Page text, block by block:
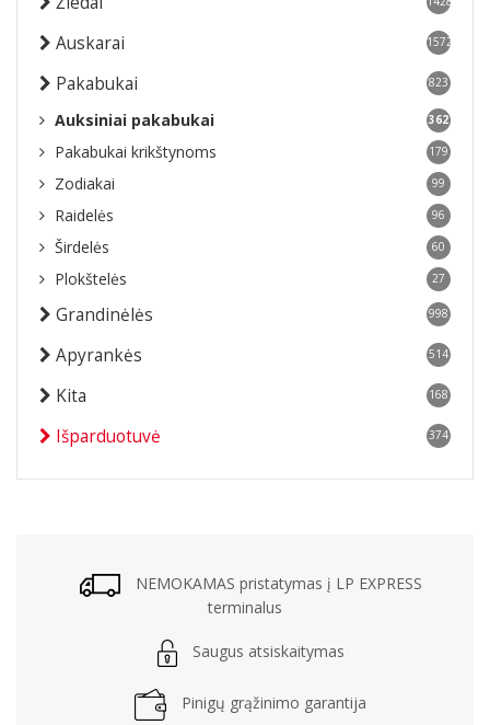
Auskarai 1572
Pakabukai 823
Auksiniai pakabukai 362
Pakabukai krikštynoms 179
Zodiakai 99
Raidelės 96
Širdelės 60
Plokštelės 27
Grandinėlės 998
Apyrankės 514
Kita 168
Išparduotuvė 374
NEMOKAMAS pristatymas į LP EXPRESS
terminalus
Saugus atsiskaitymas
Pinigų grąžinimo garantija